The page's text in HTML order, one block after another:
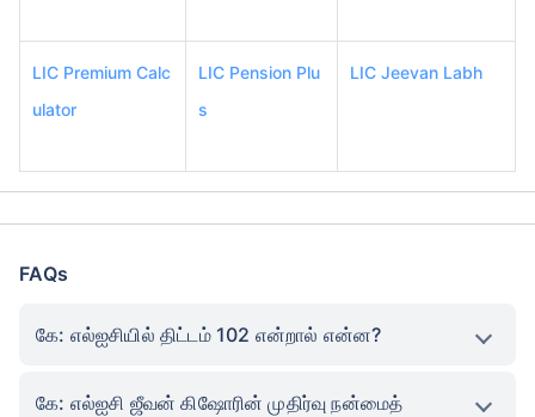
LIC Premium Calc
ulator
LIC Pension Plu
s
LIC Jeevan Labh
FAQs
கே: எல்ஐசியில் திட்டம் 102 என்றால் என்ன?
கே: எல்ஐசி ஜீவன் கிஷோரின் முதிர்வு நன்மைத்